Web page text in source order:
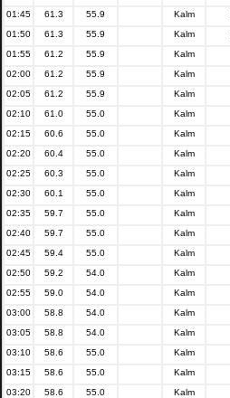
01:45
61.3 55.9 Kalm
01:50
61.3 55.9 Kalm
01:55
61.2 55.9 Kalm
02:00
61.2 55.9 Kalm
02:05
61.2 55.9 Kalm
02:10
61.0 55.0 Kalm
02:15
60.6 55.0 Kalm
02:20
60.4 55.0 Kalm
02:25
60.3 55.0 Kalm
02:30
60.1 55.0 Kalm
02:35
59.7 55.0 Kalm
02:40
59.7 55.0 Kalm
02:45
59.4 55.0 Kalm
02:50
59.2 54.0 Kalm
02:55
59.0 54.0 Kalm
03:00
58.8 54.0 Kalm
03:05
58.8 54.0 Kalm
03:10
58.6 55.0 Kalm
03:15
58.6 55.0 Kalm
03:20
58.6 55.0 Kalm